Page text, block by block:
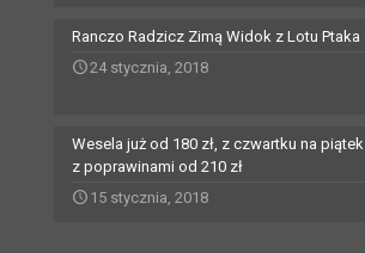
Ranczo Radzicz Zimą Widok z Lotu Ptaka
24 stycznia, 2018
Wesela już od 180 zł, z czwartku na piątek
z poprawinami od 210 zł
15 stycznia, 2018